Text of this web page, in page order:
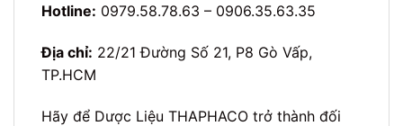
Hotline: 0979.58.78.63 – 0906.35.63.35
Địa chỉ: 22/21 Đường Số 21, P8 Gò Vấp,
TP.HCM
Hãy để Dược Liệu THAPHACO trở thành đối